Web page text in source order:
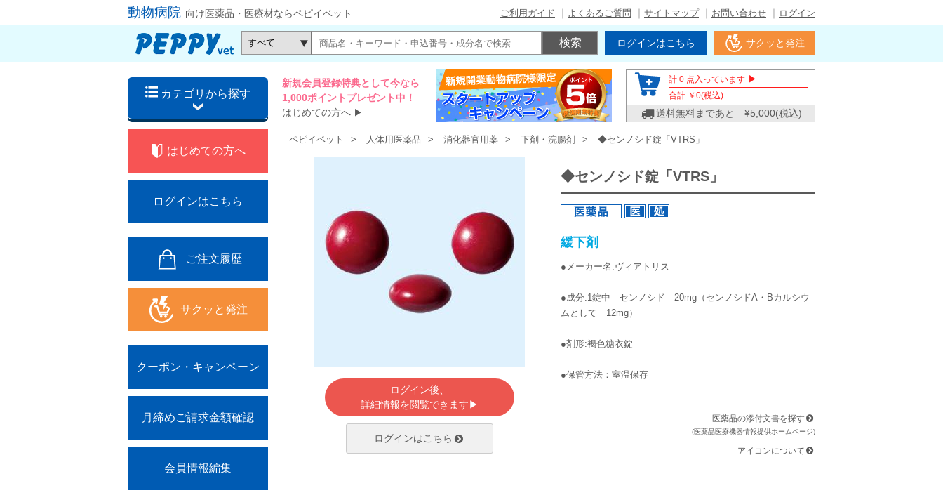
動物病院 向け医薬品・医療材ならペピイベット ご利用ガイド よくあるご質問 サイトマップ お問い合わせ ログイン
ログインはこちら サクッと発注
カテゴリから探す
新規会員登録特典として今なら
1,000ポイントプレゼント中！
はじめての方へ ▶
計 0 点入っています ▶
合計 ￥ 0(税込)
送料無料まであと ¥5,000(税込)
はじめての方へ
ログインはこちら
ご注文履歴
サクッと発注
クーポン・キャンペーン
月締めご請求金額確認
会員情報編集
ペピイベット 人体用医薬品 消化器官用薬 下剤・浣腸剤 ◆センノシド錠「VTRS」
ログイン後、
詳細情報を閲覧できます▶
ログインはこちら
◆センノシド錠「VTRS」
緩下剤
●メーカー名:ヴィアトリス
●成分:1錠中 センノシド 20mg（センノシドA・Bカルシウ
ムとして 12mg）
●剤形:褐色糖衣錠
●保管方法：室温保存
医薬品の添付文書を探す
(医薬品医療機器情報提供ホームページ)
アイコンについて